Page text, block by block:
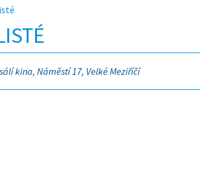
kina, Náměstí 17, Velké Meziříčí